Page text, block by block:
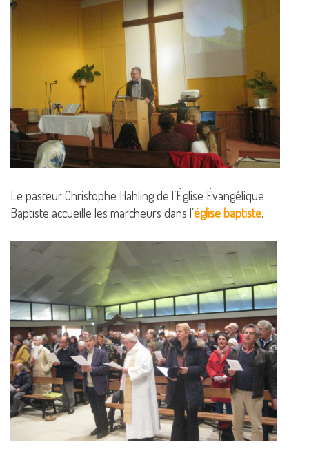
Le pasteur Christophe Hahling de l’Église Évangélique
Baptiste accueille les marcheurs dans l’église baptiste.